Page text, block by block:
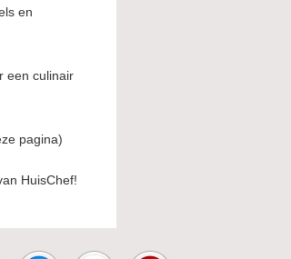
en
een culinair
pagina)
HuisChef!